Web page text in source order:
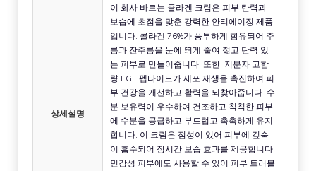
상세설명
이 화사 바르는 콜라겐 크림은 피부 탄력과
보습에 초점을 맞춘 강력한 안티에이징 제품
입니다. 콜라겐 76%가 풍부하게 함유되어 주
름과 잔주름을 눈에 띄게 줄여 젊고 탄력 있
는 피부로 만들어줍니다. 또한, 저분자 고함
량 EGF 펩타이드가 세포 재생을 촉진하여 피
부 건강을 개선하고 활력을 되찾아줍니다. 수
분 보유력이 우수하여 건조하고 칙칙한 피부
에 수분을 공급하고 부드럽고 촉촉하게 유지
합니다. 이 크림은 점성이 있어 피부에 깊숙
이 흡수되어 장시간 보습 효과를 제공합니다.
민감성 피부에도 사용할 수 있어 피부 트러블